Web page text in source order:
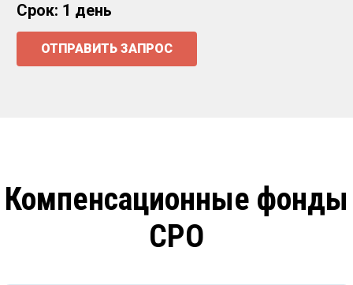
Срок: 1 день
ОТПРАВИТЬ ЗАПРОС
Компенсационные фонды
СРО